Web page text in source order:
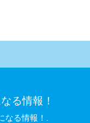
る情報！
る情報！.